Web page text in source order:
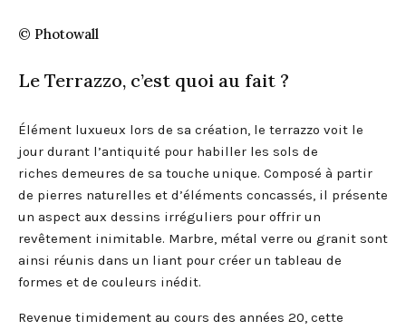
© Photowall
Le Terrazzo, c’est quoi au fait ?
Élément luxueux lors de sa création, le terrazzo voit le
jour durant l’antiquité pour habiller les sols de
riches demeures de sa touche unique. Composé à partir
de pierres naturelles et d’éléments concassés, il présente
un aspect aux dessins irréguliers pour offrir un
revêtement inimitable. Marbre, métal verre ou granit sont
ainsi réunis dans un liant pour créer un tableau de
formes et de couleurs inédit.
Revenue timidement au cours des années 20, cette